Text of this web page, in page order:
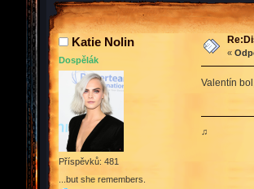
Katie Nolin
Dospělák
Příspěvků: 481
...but she remembers.
«
Valentín
♫